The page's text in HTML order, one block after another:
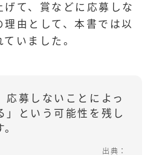
て、賞などに応募しな
由として、本書では以
いました。
応募しないことによっ
」という可能性を残し
出典：